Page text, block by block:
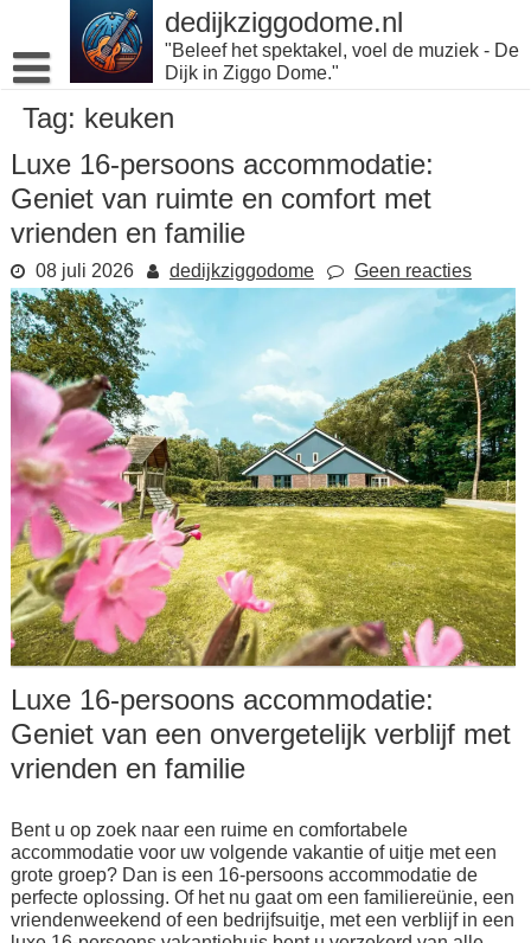
inhoud
gaan
dedijkziggodome.nl
"Beleef het spektakel, voel de muziek - De
Dijk in Ziggo Dome."
Tag: keuken
Luxe 16-persoons accommodatie:
Geniet van ruimte en comfort met
vrienden en familie
08 juli 2026 dedijkziggodome Geen reacties
Luxe 16-persoons accommodatie:
Geniet van een onvergetelijk verblijf met
vrienden en familie
Bent u op zoek naar een ruime en comfortabele
accommodatie voor uw volgende vakantie of uitje met een
grote groep? Dan is een 16-persoons accommodatie de
perfecte oplossing. Of het nu gaat om een familiereünie, een
vriendenweekend of een bedrijfsuitje, met een verblijf in een